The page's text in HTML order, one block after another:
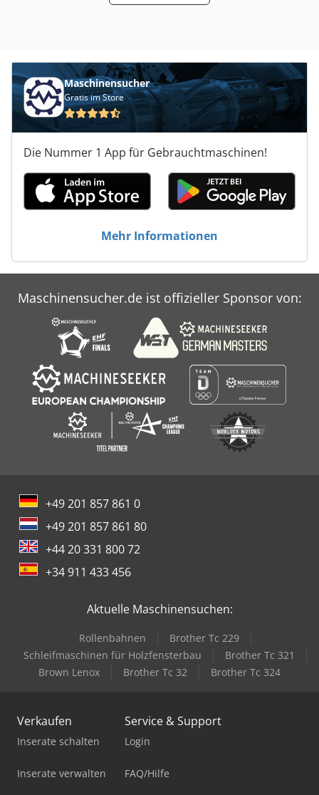
Maschinensucher
Gratis im Store
Die Nummer 1 App für Gebrauchtmaschinen!
Mehr Informationen
Maschinensucher.de ist offizieller Sponsor von:
+49 201 857 861 0
+49 201 857 861 80
+44 20 331 800 72
+34 911 433 456
Aktuelle Maschinensuchen:
Rollenbahnen
Brother Tc 229
Schleifmaschinen für Holzfensterbau
Brother Tc 321
Brown Lenox
Brother Tc 32 Brother Tc 324
Verkaufen
Inserate schalten
Inserate verwalten
Service & Support
Login
FAQ/Hilfe